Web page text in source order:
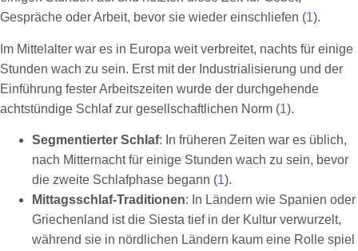
Gespräche oder Arbeit, bevor sie wieder einschliefen (1).
Im Mittelalter war es in Europa weit verbreitet, nachts für einige
Stunden wach zu sein. Erst mit der Industrialisierung und der
Einführung fester Arbeitszeiten wurde der durchgehende
achtstündige Schlaf zur gesellschaftlichen Norm (1).
Segmentierter Schlaf: In früheren Zeiten war es üblich,
nach Mitternacht für einige Stunden wach zu sein, bevor
die zweite Schlafphase begann (1).
Mittagsschlaf-Traditionen: In Ländern wie Spanien oder
Griechenland ist die Siesta tief in der Kultur verwurzelt,
während sie in nördlichen Ländern kaum eine Rolle spiel